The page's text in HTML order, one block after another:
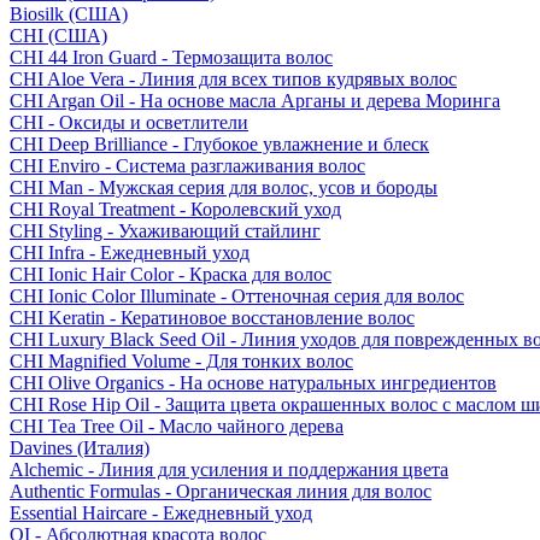
Biosilk (США)
CHI (США)
CHI 44 Iron Guard - Термозащита волос
CHI Aloe Vera - Линия для всех типов кудрявых волос
CHI Argan Oil - На основе масла Арганы и дерева Моринга
CHI - Оксиды и осветлители
CHI Deep Brilliance - Глубокое увлажнение и блеск
CHI Enviro - Система разглаживания волос
CHI Man - Мужская серия для волос, усов и бороды
CHI Royal Treatment - Королевский уход
CHI Styling - Ухаживающий стайлинг
CHI Infra - Ежедневный уход
CHI Ionic Hair Color - Краска для волос
CHI Ionic Color Illuminate - Оттеночная серия для волос
CHI Keratin - Кератиновое восстановление волос
CHI Luxury Black Seed Oil - Линия уходов для поврежденных
CHI Magnified Volume - Для тонких волос
CHI Olive Organics - На основе натуральных ингредиентов
CHI Rose Hip Oil - Защита цвета окрашенных волос с маслом
CHI Tea Tree Oil - Масло чайного дерева
Davines (Италия)
Alchemic - Линия для усиления и поддержания цвета
Authentic Formulas - Органическая линия для волос
Essential Haircare - Eжедневный уход
OI - Абсолютная красота волос